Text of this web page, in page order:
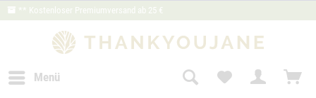
** Kostenloser Premiumversand ab 25 €
Menü